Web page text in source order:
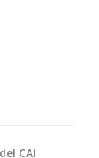
CAI